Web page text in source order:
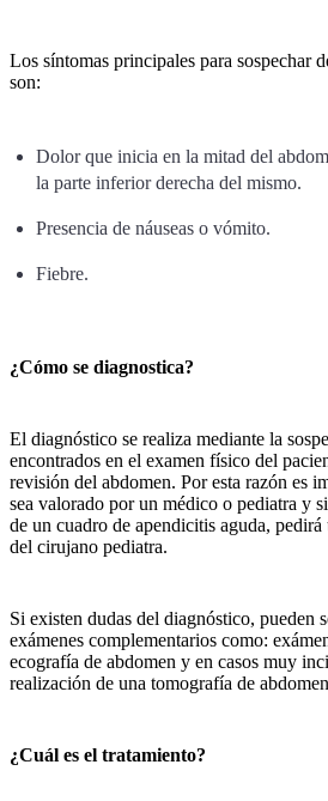
Los síntomas principales para sospechar
son:
Dolor que inicia en la mitad del
la parte inferior derecha del mismo.
Presencia de náuseas o vómito.
Fiebre.
¿Cómo se diagnostica?
El diagnóstico se realiza mediante la
encontrados en el examen físico del
revisión del abdomen. Por esta razón es
sea valorado por un médico o pediatra y
de un cuadro de apendicitis aguda,
del cirujano pediatra.
Si existen dudas del diagnóstico, pueden
exámenes complementarios como:
ecografía de abdomen y en casos muy
realización de una tomografía de
¿Cuál es el tratamiento?